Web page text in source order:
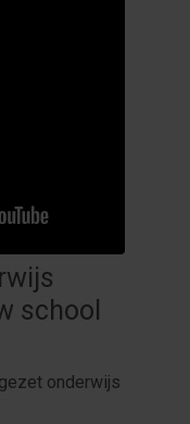
school
onderwijs